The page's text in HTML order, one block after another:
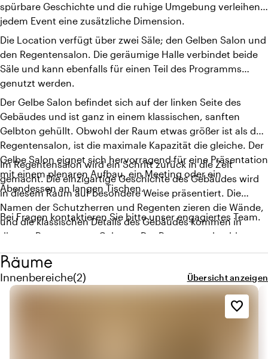
spürbare Geschichte und die ruhige Umgebung verleihen
jedem Event eine zusätzliche Dimension.
Die Location verfügt über zwei Säle; den Gelben Salon und
den Regentensalon. Die geräumige Halle verbindet beide
Säle und kann ebenfalls für einen Teil des Programms
genutzt werden.
Der Gelbe Salon befindet sich auf der linken Seite des
Gebäudes und ist ganz in einem klassischen, sanften
Gelbton gehüllt. Obwohl der Raum etwas größer ist als der
Regentensalon, ist die maximale Kapazität die gleiche. Der
Gelbe Salon eignet sich hervorragend für eine Präsentation
mit einem plenaren Aufbau, ein Meeting oder ein
Abendessen an langen Tischen.
Im Regentensalon wird ein Schritt zurück in die Zeit
gemacht. Die einzigartige Geschichte des Gebäudes wird
in diesem Raum auf besondere Weise präsentiert. Die
Namen der Schutzherren und Regenten zieren die Wände,
und die klassischen Details des Gebäudes kommen in
diesem Raum gut zur Geltung. Der Regentensalon bietet
die perfekte Atmosphäre für ein exklusives Dinner.
Bei Fragen kontaktieren Sie bitte unser engagiertes Team.
Räume
Innenbereiche
Menge innenbereiche: 2
(2) Übersicht anzeigen
favorite_border